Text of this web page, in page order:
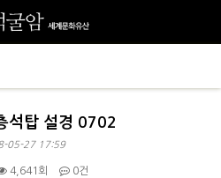
석탑 설경 0702
05-27 17:59
4,641회 0건